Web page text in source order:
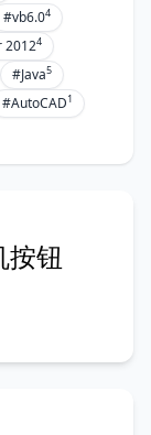
#vb6.04
20124
#Java5
#AutoCAD1
钮